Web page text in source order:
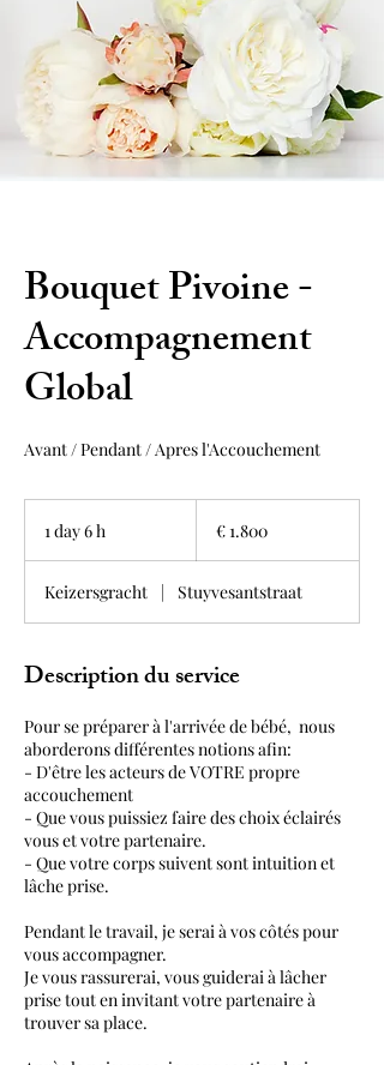
Bouquet Pivoine -
Accompagnement
Global
Avant / Pendant / Apres l'Accouchement
1 day 6 h
6
h
€ 1.800
Keizersgracht | Stuyvesantstraat
Description du service
Pour se préparer à l'arrivée de bébé, nous
aborderons différentes notions afin:
- D'être les acteurs de VOTRE propre
accouchement
- Que vous puissiez faire des choix éclairés
vous et votre partenaire.
- Que votre corps suivent sont intuition et
lâche prise.
Pendant le travail, je serai à vos côtés pour
vous accompagner.
Je vous rassurerai, vous guiderai à lâcher
prise tout en invitant votre partenaire à
trouver sa place.